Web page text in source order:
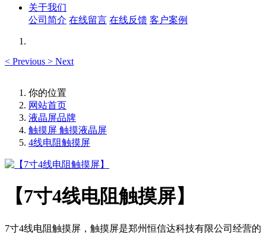
关于我们
公司简介 在线留言 在线反馈 客户案例
< Previous > Next
你的位置
网站首页
液晶屏品牌
触摸屏 触摸液晶屏
4线电阻触摸屏
【7寸4线电阻触摸屏】
7寸4线电阻触摸屏，触摸屏是郑州恒信达科技有限公司经营的